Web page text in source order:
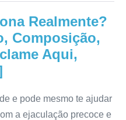
Realmente?
Composição,
Aqui,
e pode mesmo te ajudar
a ejaculação precoce e